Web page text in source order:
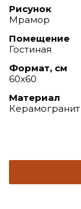
Рисунок
Мрамор
Помещение
Гостиная
Формат, см
60x60
Материал
Керамогранит